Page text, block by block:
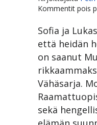
Kommentit pois
Sofia ja
että heidän
on saanut
Vähäsarja.
sekä